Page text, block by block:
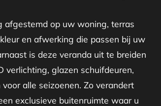
afgestemd op uw woning, terras
en afwerking die passen bij uw
is deze veranda uit te breiden
verlichting, glazen schuifdeuren,
alle seizoenen. Zo verandert
exclusieve buitenruimte waar u